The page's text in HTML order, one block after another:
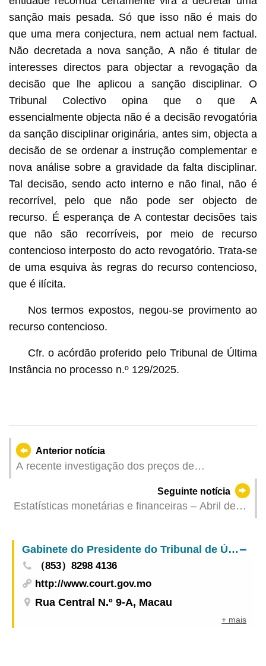
sanção mais pesada. Só que isso não é mais do
que uma mera conjectura, nem actual nem factual.
Não decretada a nova sanção, A não é titular de
interesses directos para objectar a revogação da
decisão que lhe aplicou a sanção disciplinar. O
Tribunal Colectivo opina que o que A
essencialmente objecta não é a decisão revogatória
da sanção disciplinar originária, antes sim, objecta a
decisão de se ordenar a instrução complementar e
nova análise sobre a gravidade da falta disciplinar.
Tal decisão, sendo acto interno e não final, não é
recorrível, pelo que não pode ser objecto de
recurso. É esperança de A contestar decisões tais
que não são recorríveis, por meio de recurso
contencioso interposto do acto revogatório. Trata-se
de uma esquiva às regras do recurso contencioso,
que é ilícita.
Nos termos expostos, negou-se provimento ao
recurso contencioso.
Cfr. o acórdão proferido pelo Tribunal de Última
Instância no processo n.º 129/2025.
Anterior notícia
A recente investigação dos preços de
Seguinte notícia
Estatísticas monetárias e financeiras – Abril de
Gabinete do Presidente do Tribunal de Última Instância
（853）8298 4136
http://www.court.gov.mo
Rua Central N.º 9-A, Macau
+ mais